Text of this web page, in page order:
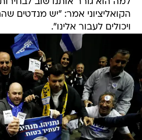
הקואליציוני אמר: "יש מנדטים
ויכולים לעבור אלינו".